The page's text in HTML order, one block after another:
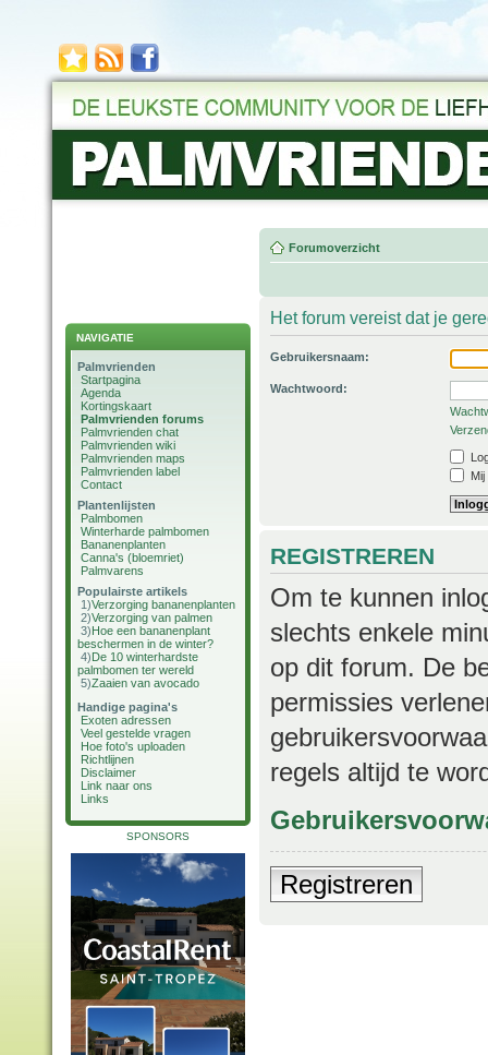
NAVIGATIE
Palmvrienden
Startpagina
Agenda
Kortingskaart
Palmvrienden forums
Palmvrienden chat
Palmvrienden wiki
Palmvrienden maps
Palmvrienden label
Contact
Plantenlijsten
Palmbomen
Winterharde palmbomen
Bananenplanten
Canna's (bloemriet)
Palmvarens
Populairste artikels
1)Verzorging bananenplanten
2)Verzorging van palmen
3)Hoe een bananenplant
beschermen in de winter?
4)De 10 winterhardste
palmbomen ter wereld
5)Zaaien van avocado
Handige pagina's
Exoten adressen
Veel gestelde vragen
Hoe foto's uploaden
Richtlijnen
Disclaimer
Link naar ons
Links
SPONSORS
Forumoverzicht
Het forum vereist dat je
Gebruikersnaam:
Wachtwoord:
REGISTREREN
Om te kunnen
slechts enkele
op dit forum. De
permissies
regels altijd te
Registreren